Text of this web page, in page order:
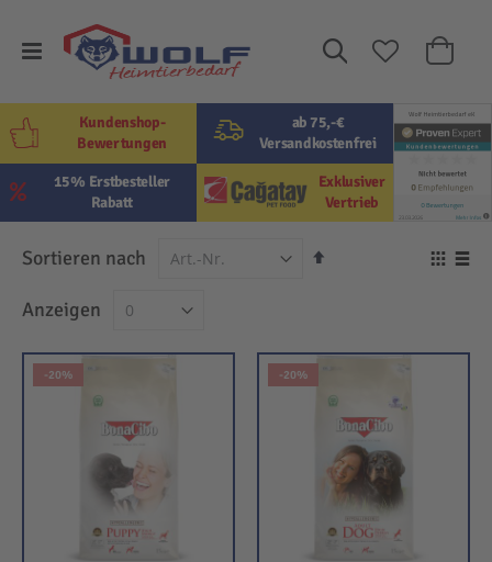
Suche
Mein
ab 75,-€
Versandkostenfrei
Exklusiver
Vertrieb
15% Erstbesteller
Rabatt
Kundenshop-
Bewertungen
Sortieren nach
In
Anzeigen
-20% -20%